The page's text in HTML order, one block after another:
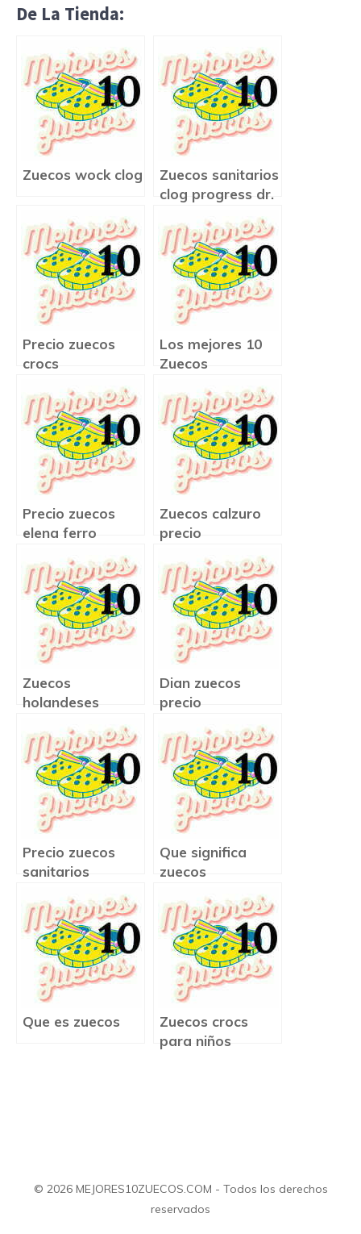
De La Tienda:
Zuecos wock clog
Zuecos sanitarios
clog progress dr.
Precio zuecos
crocs
Los mejores 10
Zuecos
Precio zuecos
elena ferro
Zuecos calzuro
precio
Zuecos
holandeses
Dian zuecos
precio
Precio zuecos
sanitarios
Que significa
zuecos
Que es zuecos
Zuecos crocs
para niños
© 2026 MEJORES10ZUECOS.COM - Todos los derechos
reservados